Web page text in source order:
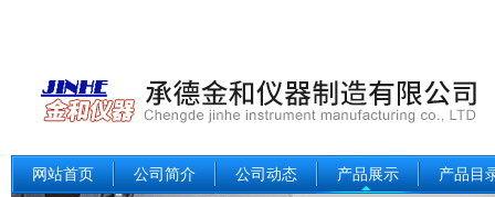
网站首页 公司简介 公司动态 产品展示 产品目